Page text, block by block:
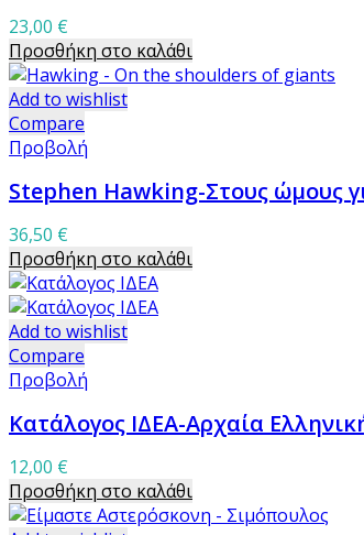
23,00 €
Προσθήκη στο καλάθι
Add to wishlist
Compare
Προβολή
Stephen Hawking-Στους ώμους
36,50 €
Προσθήκη στο καλάθι
Add to wishlist
Compare
Προβολή
Κατάλογος ΙΔΕΑ-Αρχαία
12,00 €
Προσθήκη στο καλάθι